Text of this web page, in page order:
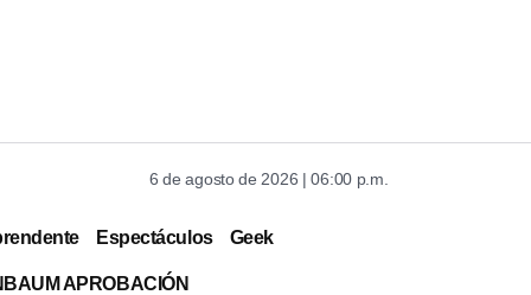
6 de agosto de 2026 | 06:00 p.m.
Espectáculos Geek
APROBACIÓN